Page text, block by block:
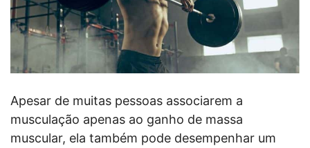
Apesar de muitas pessoas associarem a
musculação apenas ao ganho de massa
muscular, ela também pode desempenhar um